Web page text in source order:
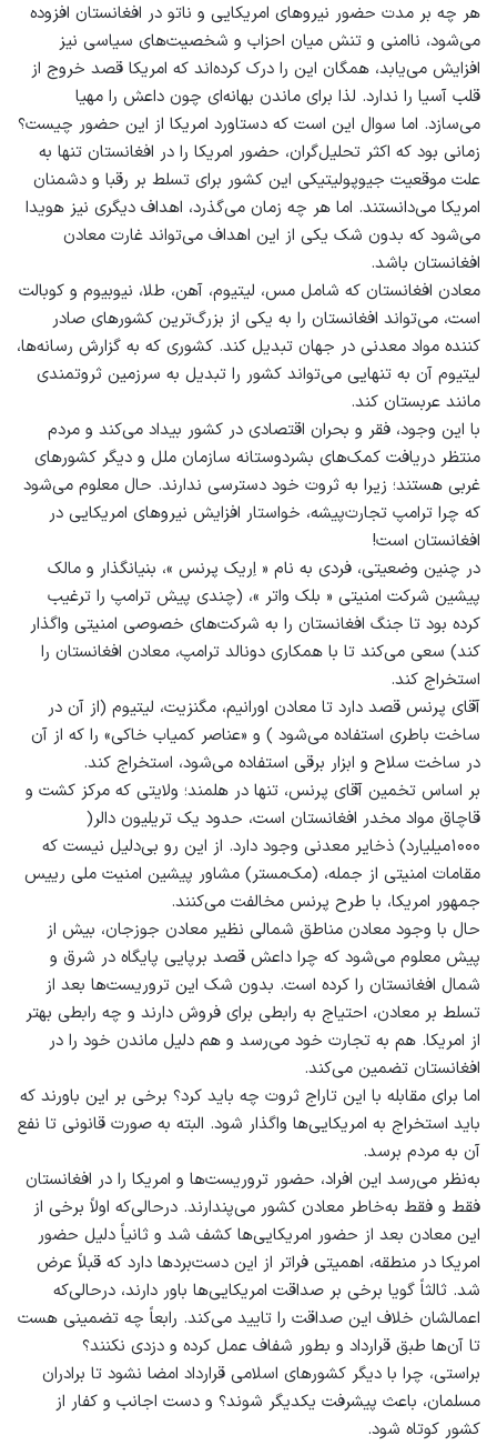
هر چه بر مدت‌ حضور نیروهای امریکایی و ناتو در افغانستان افزوده
می‌شود، ناامنی و تنش میان احزاب و شخصیت‌های سیاسی نیز
افزایش می‌یابد، همگان این را درک کرده‌اند که امریکا قصد خروج از
قلب آسیا را ندارد. لذا برای ماندن بهانه‌ای چون داعش را مهیا
می‌سازد. اما سوال این است که دستاورد امریکا از این حضور چیست؟
زمانی بود که اکثر تحلیل‌گران، حضور امریکا را در افغانستان تنها به
علت موقعیت جیوپولیتیکی این کشور برای تسلط بر رقبا و دشمنان
امریکا می‌دانستند. اما هر چه زمان می‌گذرد، اهداف دیگری نیز هویدا
می‌شود که بدون شک یکی از این اهداف می‌تواند غارت معادن
افغانستان باشد.
معادن افغانستان که شامل مس، لیتیوم، آهن، طلا، نیوبیوم و کوبالت
است، می‌تواند افغانستان را به یکی از بزرگ‌ترین کشورهای صادر
کننده مواد معدنی در جهان تبدیل کند. کشوری که به گزارش رسانه‌ها،
لیتیوم آن به تنهایی می‌تواند کشور را تبدیل به سرزمین ثروتمندی
مانند عربستان کند.
با این وجود، فقر و بحران اقتصادی در کشور بیداد می‌کند و مردم
منتظر دریافت کمک‌های بشردوستانه سازمان ملل و دیگر کشورهای
غربی هستند؛ زیرا به ثروت خود دسترسی ندارند. حال معلوم می‌شود
که چرا ترامپ تجارت‌پیشه، خواستار افزایش نیروهای امریکایی در
افغانستان است!
در چنین وضعیتی، فردی به نام « اِریک پرنس »، بنیانگذار و مالک
پیشین شرکت امنیتی « بلک واتر »، (چندی پیش ترامپ را ترغیب
کرده بود تا جنگ افغانستان را به شرکت‌های خصوصی امنیتی واگذار
کند) سعی می‌کند تا با همکاری دونالد ترامپ، معادن افغانستان را
استخراج کند.
آقای پرنس قصد دارد تا معادن اورانیم، مگنزیت، لیتیوم (از آن در
ساخت باطری استفاده می‌شود ) و «عناصر کمیاب خاکی» را که از آن
در ساخت سلاح و ابزار برقی استفاده می‌شود، استخراج کند.
بر اساس تخمین آقای پرنس، تنها در هلمند؛ ولایتی که مرکز کشت و
قاچاق مواد مخدر افغانستان است، حدود یک تریلیون دالر(
۱۰۰۰میلیارد) ذخایر معدنی وجود دارد. از این رو بی‌دلیل نیست که
مقامات امنیتی از جمله، (مک‌مستر) مشاور پیشین امنیت ملی رییس‌
جمهور امریکا، با طرح پرنس مخالفت می‌کنند.
حال با وجود معادن مناطق شمالی نظیر معادن جوزجان، بیش از
پیش معلوم می‌شود که چرا داعش قصد برپایی پایگاه در شرق و
شمال افغانستان را کرده است. بدون شک این تروریست‌ها بعد از
تسلط بر معادن، احتیاج به رابطی برای فروش دارند و چه رابطی بهتر
از امریکا. هم به تجارت خود می‌رسد و هم دلیل ماندن خود را در
افغانستان تضمین می‌کند.
اما برای مقابله با این تاراج ثروت چه باید کرد؟ برخی بر این باورند که
باید استخراج به امریکایی‌ها واگذار شود. البته به صورت قانونی تا نفع
آن به مردم برسد.
به‌نظر می‌رسد این افراد، حضور تروریست‌ها و امریکا را در افغانستان
فقط و فقط به‌خاطر معادن کشور می‌پندارند. درحالی‌که اولاً برخی از
این معادن بعد از حضور امریکایی‌ها کشف شد و ثانیاً دلیل حضور
امریکا در منطقه، اهمیتی فراتر از این دست‌بردها دارد که قبلاً عرض
شد. ثالثاً گویا برخی بر صداقت امریکایی‌ها باور دارند، درحالی‌که
اعمالشان خلاف این صداقت را تایید می‌کند. رابعاً چه تضمینی هست
تا آن‌ها طبق قرارداد و بطور شفاف عمل کرده و دزدی نکنند؟
براستی، چرا با دیگر کشورهای اسلامی قرارداد امضا نشود تا برادران
مسلمان، باعث پیشرفت یکدیگر شوند؟ و دست اجانب و کفار از
کشور کوتاه شود.